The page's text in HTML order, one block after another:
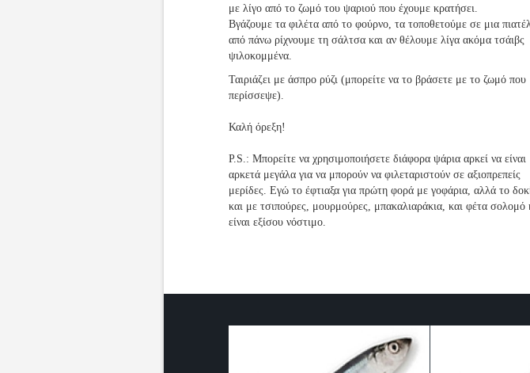
με λίγο από το ζωμό του ψαριού που έχουμε κρατήσει.
Βγάζουμε τα φιλέτα από το φούρνο, τα τοποθετούμε σε μια
από πάνω ρίχνουμε τη σάλτσα και αν θέλουμε λίγα ακόμα τσάιβς
ψιλοκομμένα.
Ταιριάζει με άσπρο ρύζι (μπορείτε να το βράσετε με το ζωμό που
περίσσεψε).
Καλή όρεξη!
P.S.: Μπορείτε να χρησιμοποιήσετε διάφορα ψάρια αρκεί να είναι
αρκετά μεγάλα για να μπορούν να φιλεταριστούν σε αξιοπρεπείς
μερίδες. Εγώ το έφτιαξα για πρώτη φορά με γοφάρια, αλλά το
και με τσιπούρες, μουρμούρες, μπακαλιαράκια, και φέτα σολομό
είναι εξίσου νόστιμο.